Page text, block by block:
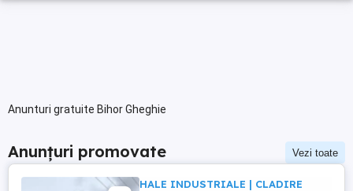
Anunturi gratuite Bihor Gheghie
Anunțuri promovate Vezi toate
HALE INDUSTRIALE | CLADIRE